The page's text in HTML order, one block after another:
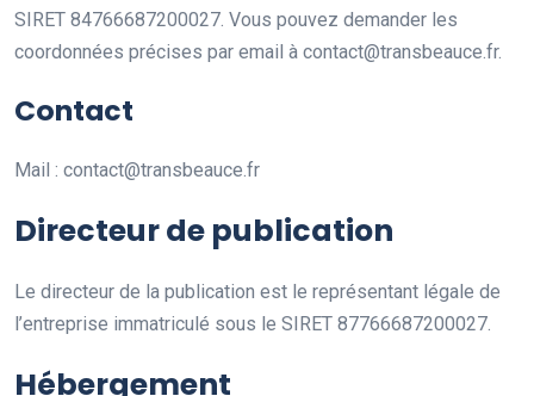
SIRET 84766687200027. Vous pouvez demander les
coordonnées précises par email à contact@transbeauce.fr.
Contact
Mail : contact@transbeauce.fr
Directeur de publication
Le directeur de la publication est le représentant légale de
l’entreprise immatriculé sous le SIRET 87766687200027.
Hébergement